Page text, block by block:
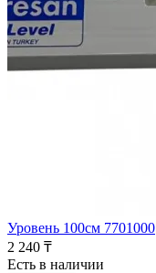
Уровень 100см 7701000
2 240 ₸
Есть в наличии